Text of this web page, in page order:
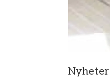
Nyheter